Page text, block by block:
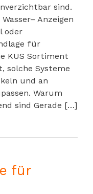
sind.
Anzeigen
oder
für
KUS Sortiment
solche Systeme
und an
Warum
sind Gerade […]
für